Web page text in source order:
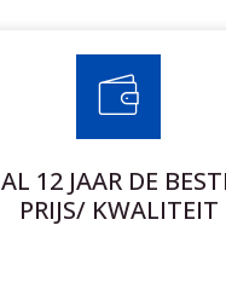
AL 12 JAAR DE
PRIJS/ KWALITEIT